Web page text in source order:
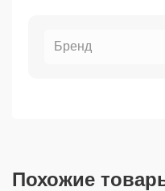
Бренд
Похожие